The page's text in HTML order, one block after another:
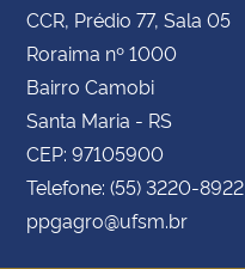
CCR, Prédio 77, Sala 05
Roraima nº 1000
Bairro Camobi
Santa Maria - RS
CEP: 97105900
Telefone: (55) 3220-8922
ppgagro@ufsm.br